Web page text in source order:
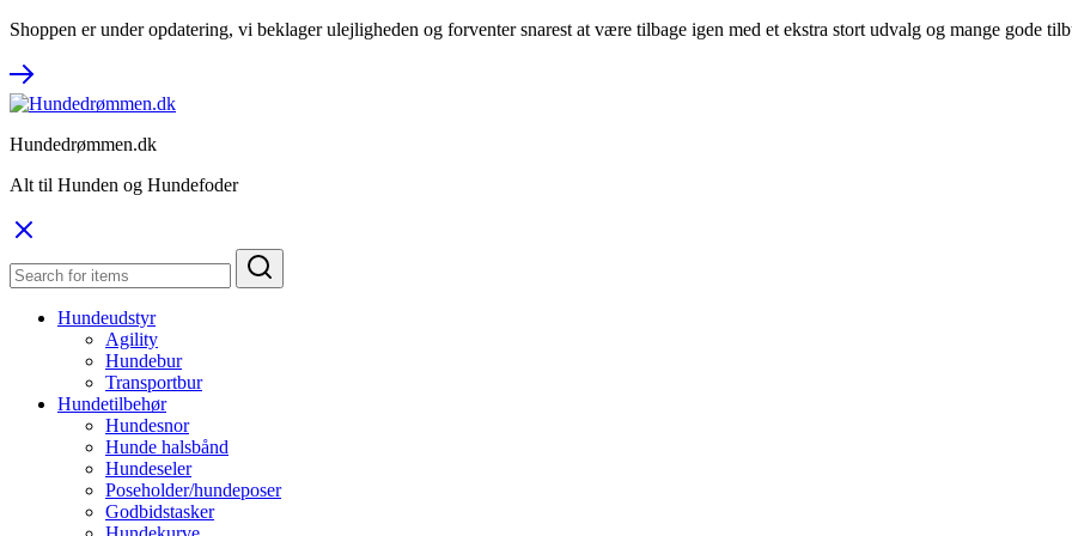
Shoppen er under opdatering, vi beklager ulejligheden og forventer snarest at være tilbage igen med et ekstra stort udvalg og mange gode
Hundedrømmen.dk
Alt til Hunden og Hundefoder
Hundeudstyr
Agility
Hundebur
Transportbur
Hundetilbehør
Hundesnor
Hunde halsbånd
Hundeseler
Poseholder/hundeposer
Godbidstasker